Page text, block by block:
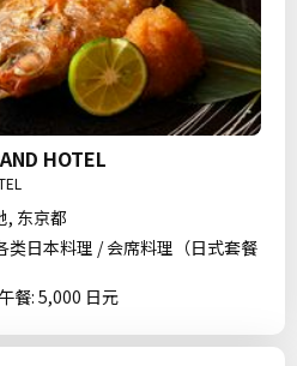
HOTEL
, 东京都
类日本料理 / 会席料理（日式套餐
餐: 5,000 日元